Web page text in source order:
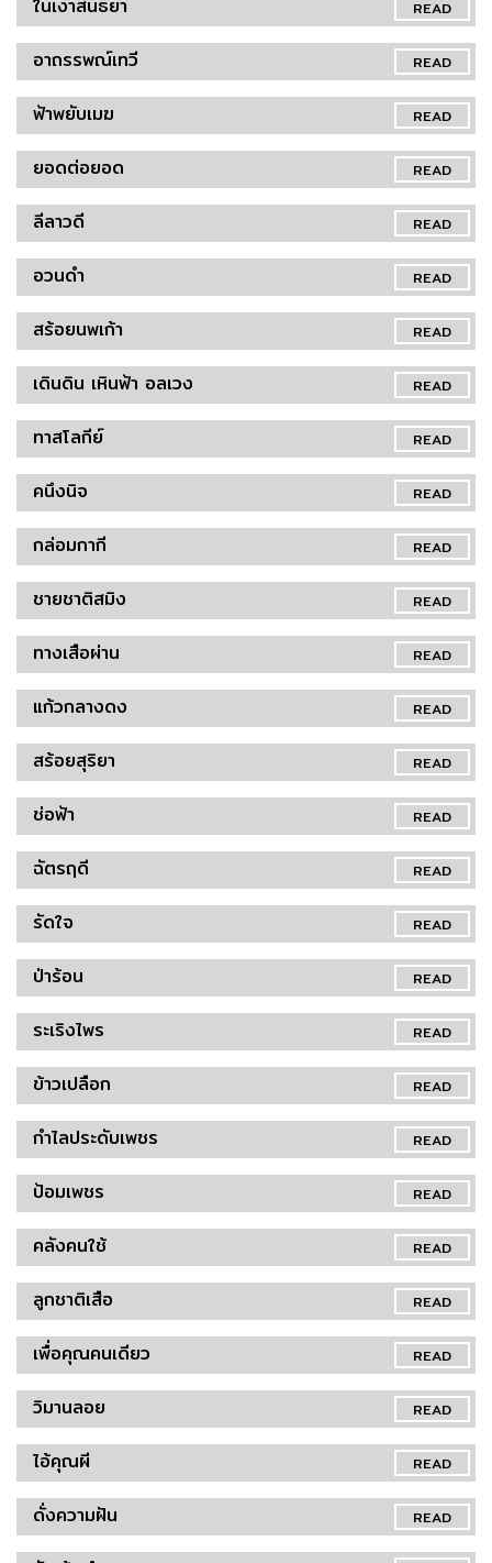
READ
ในเงาสนธยา
READ
อาถรรพณ์เทวี
READ
ฟ้าพยับเมฆ
READ
ยอดต่อยอด
READ
ลีลาวดี
READ
อวนดำ
READ
สร้อยนพเก้า
READ
เดินดิน เหินฟ้า อลเวง
READ
ทาสโลกีย์
READ
คนึงนิจ
READ
กล่อมกากี
READ
ชายชาติสมิง
READ
ทางเสือผ่าน
READ
แก้วกลางดง
READ
สร้อยสุริยา
READ
ช่อฟ้า
READ
ฉัตรฤดี
READ
รัดใจ
READ
ป่าร้อน
READ
ระเริงไพร
READ
ข้าวเปลือก
READ
กำไลประดับเพชร
READ
ป้อมเพชร
READ
คลังคนใช้
READ
ลูกชาติเสือ
READ
เพื่อคุณคนเดียว
READ
วิมานลอย
READ
ไอ้คุณผี
READ
ดั่งความฝัน